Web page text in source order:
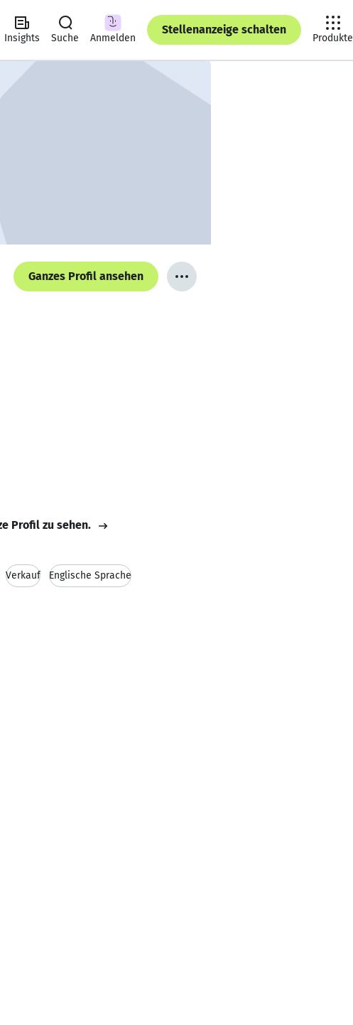
Insights Suche Anmelden
Stellenanzeige schalten
Produkte
Ganzes Profil ansehen
Profil zu sehen.
Verkauf Englische Sprache